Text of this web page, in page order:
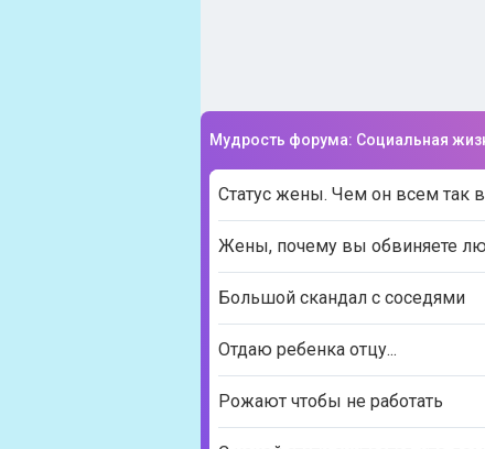
Мудрость форума: Социальная
Статус жены. Чем он всем так
Жены, почему вы обвиняете
Большой скандал с соседями
Отдаю ребенка отцу...
Рожают чтобы не работать